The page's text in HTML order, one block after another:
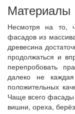
Материалы
Несмотря на то,
фасадов из
древесина
продолжаться и
перепробовать
далеко не
положительных
Чаще всего
вишни, ореха,